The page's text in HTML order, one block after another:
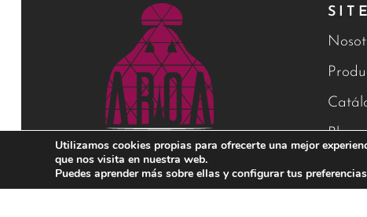
Blog
Utilizamos cookies propias para ofrecerte una mejor
que nos visita en nuestra web.
Puedes aprender más sobre ellas y configurar tus